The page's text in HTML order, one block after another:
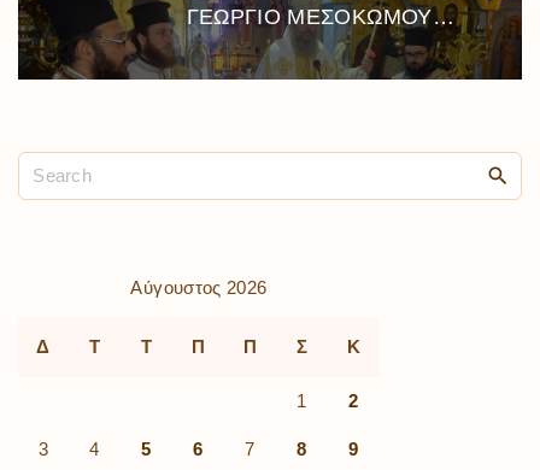
ΓΕΩΡΓΙΟ ΜΕΣΟΚΩΜΟΥ…
Αύγουστος 2026
Δ Τ Τ Π Π Σ Κ
1 2
3 4 5 6 7 8 9